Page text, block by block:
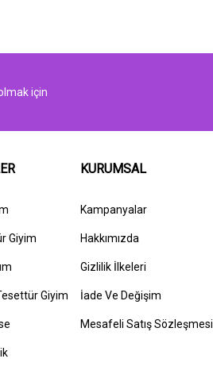
için
Giyim
Giyim
KURUMSAL
Kampanyalar
Hakkımızda
Gizlilik İlkeleri
İade Ve Değişim
Mesafeli Satış Sözleşmesi